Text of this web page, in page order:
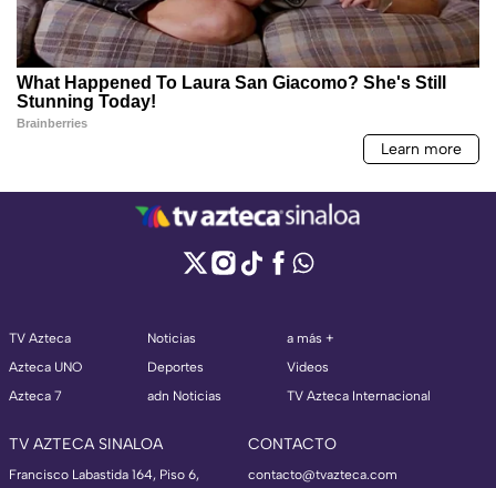
TV Azteca
Azteca UNO
Azteca 7
Noticias
Deportes
adn Noticias
a más +
Videos
TV Azteca Internacional
TV AZTECA SINALOA
Francisco Labastida 164, Piso 6,
CONTACTO
contacto@tvazteca.com